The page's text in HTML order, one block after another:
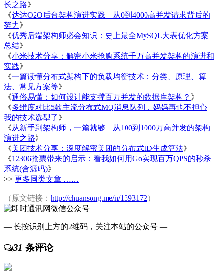
长之路》
《达达O2O后台架构演进实践：从0到4000高并发请求背后的
努力》
《优秀后端架构师必会知识：史上最全MySQL大表优化方案
总结》
《小米技术分享：解密小米抢购系统千万高并发架构的演进和
实践》
《一篇读懂分布式架构下的负载均衡技术：分类、原理、算
法、常见方案等》
《通俗易懂：如何设计能支撑百万并发的数据库架构？ 》
《多维度对比5款主流分布式MQ消息队列，妈妈再也不担心
我的技术选型了》
《从新手到架构师，一篇就够：从100到1000万高并发的架构
演进之路》
《美团技术分享：深度解密美团的分布式ID生成算法》
《12306抢票带来的启示：看我如何用Go实现百万QPS的秒杀
系统(含源码)》
>> 更多同类文章 ……
（原文链接： http://chuansong.me/n/1393172）
— 长按识别上方的2维码，关注本站的公众号 —
31 条评论